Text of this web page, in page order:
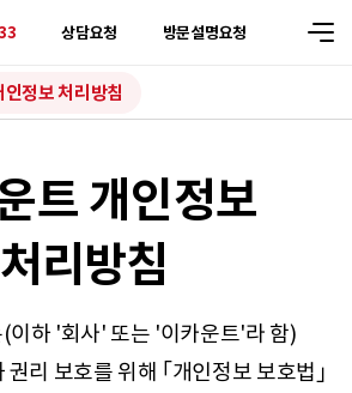
상담요청 방문설명요청
인정보 처리방침
트 개인정보
처리방침
이하 '회사' 또는 '이카운트'라 함)
권리 보호를 위해 ｢개인정보 보호법｣